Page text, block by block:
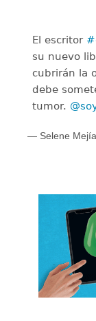
El escritor
su nuevo
cubrirán la
debe
tumor.
— Selene